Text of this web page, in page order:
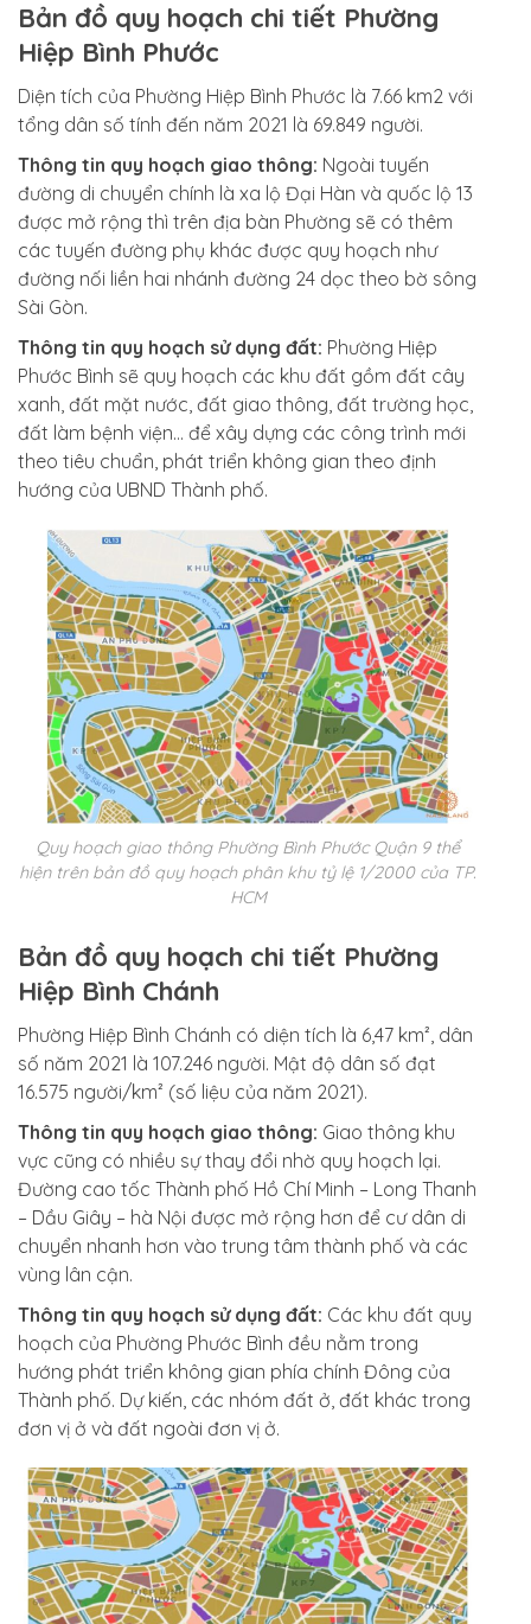
Bản đồ quy hoạch chi tiết Phường
Hiệp Bình Phước
Diện tích của Phường Hiệp Bình Phước là 7.66 km2 với
tổng dân số tính đến năm 2021 là 69.849 người.
Thông tin quy hoạch giao thông: Ngoài tuyến
đường di chuyển chính là xa lộ Đại Hàn và quốc lộ 13
được mở rộng thì trên địa bàn Phường sẽ có thêm
các tuyến đường phụ khác được quy hoạch như
đường nối liền hai nhánh đường 24 dọc theo bờ sông
Sài Gòn.
Thông tin quy hoạch sử dụng đất: Phường Hiệp
Phước Bình sẽ quy hoạch các khu đất gồm đất cây
xanh, đất mặt nước, đất giao thông, đất trường học,
đất làm bệnh viện… để xây dựng các công trình mới
theo tiêu chuẩn, phát triển không gian theo định
hướng của UBND Thành phố.
Quy hoạch giao thông Phường Bình Phước Quận 9 thể
hiện trên bản đồ quy hoạch phân khu tỷ lệ 1/2000 của TP.
HCM
Bản đồ quy hoạch chi tiết Phường
Hiệp Bình Chánh
Phường Hiệp Bình Chánh có diện tích là 6,47 km², dân
số năm 2021 là 107.246 người. Mật độ dân số đạt
16.575 người/km² (số liệu của năm 2021).
Thông tin quy hoạch giao thông: Giao thông khu
vực cũng có nhiều sự thay đổi nhờ quy hoạch lại.
Đường cao tốc Thành phố Hồ Chí Minh – Long Thanh
– Dầu Giây – hà Nội được mở rộng hơn để cư dân di
chuyển nhanh hơn vào trung tâm thành phố và các
vùng lân cận.
Thông tin quy hoạch sử dụng đất: Các khu đất quy
hoạch của Phường Phước Bình đều nằm trong
hướng phát triển không gian phía chính Đông của
Thành phố. Dự kiến, các nhóm đất ở, đất khác trong
đơn vị ở và đất ngoài đơn vị ở.